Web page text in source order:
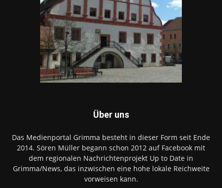
Über uns
Das Medienportal Grimma besteht in dieser Form seit Ende
2014. Sören Müller begann schon 2012 auf Facebook mit
dem regionalen Nachrichtenprojekt Up to Date in
Grimma/News, das inzwischen eine hohe lokale Reichweite
vorweisen kann.